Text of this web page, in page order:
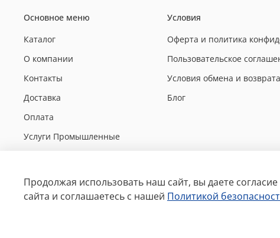
Основное меню
Каталог
О компании
Контакты
Доставка
Оплата
Услуги Промышленные
Условия
Оферта и политика
Пользовательское
Условия обмена и возврата
Блог
Продолжая использовать наш сайт, вы даете
сайта и соглашаетесь с нашей Политикой